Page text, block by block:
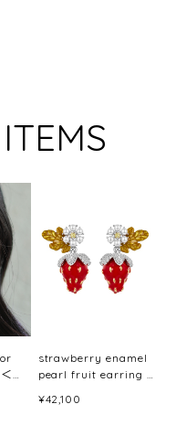
strawberry enamel
pearl fruit earring /
¥42,100